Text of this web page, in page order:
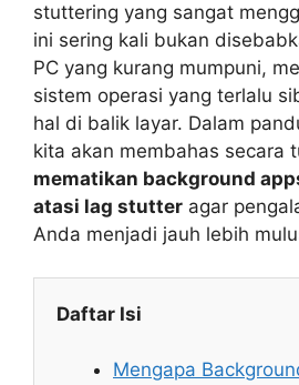
stuttering yang sangat
ini sering kali bukan
PC yang kurang mumpuni,
sistem operasi yang terlalu
hal di balik layar. Dalam
kita akan membahas secara
mematikan background
atasi lag stutter agar
Anda menjadi jauh lebih
Daftar Isi
Mengapa